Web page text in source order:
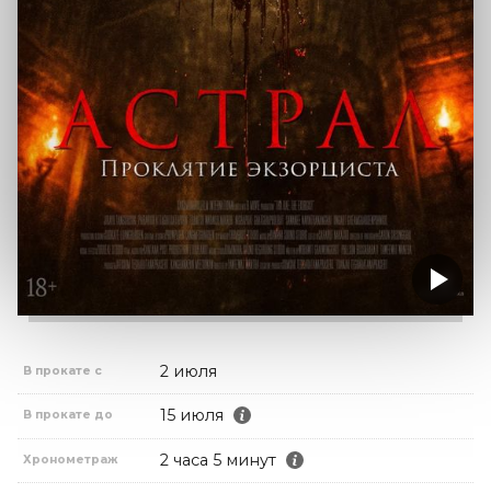
В прокате с 2 июля
В прокате до 15 июля
Хронометраж 2 часа 5 минут